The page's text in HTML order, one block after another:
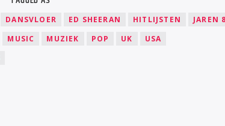
DANSVLOER ED SHEERAN HITLIJSTEN
JAREN
MUSIC MUZIEK POP UK
USA